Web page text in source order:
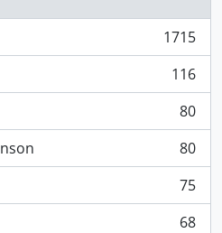
1715
116
80
80
75
68